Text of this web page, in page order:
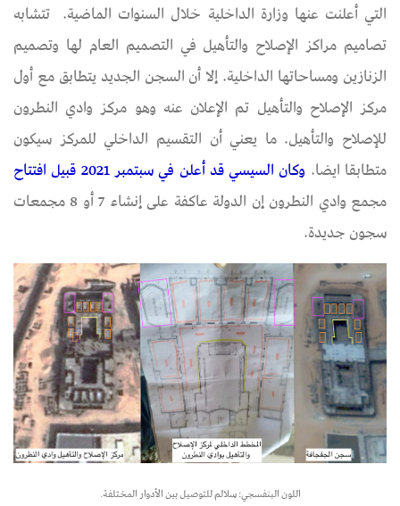
التي أعلنت عنها وزارة الداخلية خلال السنوات الماضية. تتشابه
تصاميم مراكز الإصلاح والتأهيل في التصميم العام لها وتصميم
الزنازين ومساحاتها الداخلية. إلا أن السجن الجديد يتطابق مع أول
مركز الإصلاح والتأهيل تم الإعلان عنه وهو مركز وادي النطرون
للإصلاح والتأهيل. ما يعني أن التقسيم الداخلي للمركز سيكون
متطابقا ايضا. وكان السيسي قد أعلن في سبتمبر 2021 قبيل افتتاح
مجمع وادي النطرون إن الدولة عاكفة على إنشاء 7 أو 8 مجمعات
سجون جديدة.
​​​​​​​​​​​​​​اللون البنفسجي: سلالم للتوصيل بين الأدوار المختلفة.